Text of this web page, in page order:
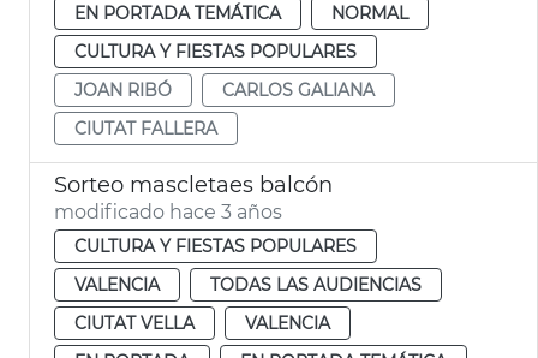
EN PORTADA TEMÁTICA
NORMAL
CULTURA Y FIESTAS POPULARES
JOAN RIBÓ
CARLOS GALIANA
CIUTAT FALLERA
Sorteo mascletaes balcón
modificado hace 3 años
CULTURA Y FIESTAS POPULARES
VALENCIA
TODAS LAS AUDIENCIAS
CIUTAT VELLA
VALENCIA